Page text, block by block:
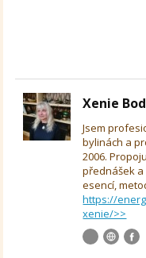
Xenie
Jsem
bylinách a
2006.
přednášek
esencí,
https://
xenie/>>